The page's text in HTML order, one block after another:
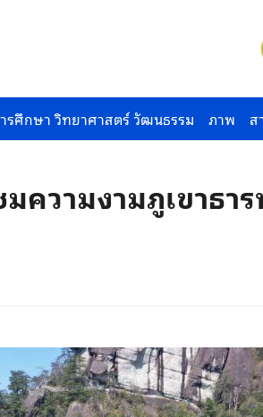
รศึกษา วิทยาศาสตร์ วัฒนธรรม ภาพ ส
ความงามภูเขาธา